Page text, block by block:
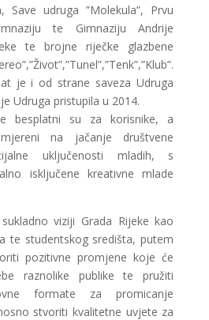
Save udruga ”Molekula”, Prvu
te Gimnaziju Andrije
te brojne riječke glazbene
je i od strane saveza Udruga
Udruga pristupila u 2014.
besplatni su za korisnike, a
na jačanje društvene
uključenosti mladih, s
isključene kreativne mlade
viziji Grada Rijeke kao
te studentskog središta, putem
pozitivne promjene koje će
raznolike publike te pružiti
formate za promicanje
stvoriti kvalitetne uvjete za